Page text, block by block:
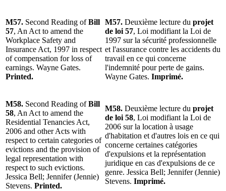
M57. Second Reading ofBill
57, An Act to amend the
Workplace Safety and
Insurance Act, 1997 in respect
of compensation for loss of
earnings. Wayne Gates.
Printed.
M57. Deuxième lecture du projet
de loi 57, Loi modifiant la Loi de
1997 sur la sécurité professionnelle
et l'assurance contre les accidents du
travail en ce qui concerne
l'indemnité pour perte de gains.
Wayne Gates. Imprimé.
M58. Second Reading ofBill
58, An Act to amend the
Residential Tenancies Act,
2006 and other Acts with
respect to certain categories of
evictions and the provision of
legal representation with
respect to such evictions.
Jessica Bell; Jennifer (Jennie)
Stevens. Printed.
M58. Deuxième lecture du projet
de loi 58, Loi modifiant la Loi de
2006 sur la location à usage
d'habitation et d'autres lois en ce qui
concerne certaines catégories
d'expulsions et la représentation
juridique en cas d'expulsions de ce
genre. Jessica Bell; Jennifer (Jennie)
Stevens. Imprimé.